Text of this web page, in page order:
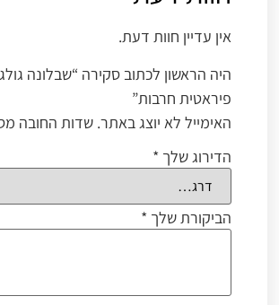
אין עדיין חוות דעת.
היה הראשון לכתוב סקירה “שבלונה
פיראטית חרבות”
האימייל לא יוצג באתר. שדות החובה
הדירוג שלך *
הביקורת שלך *